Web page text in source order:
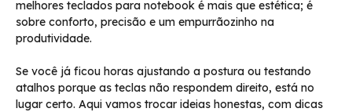
melhores teclados para notebook é mais que estética; é
sobre conforto, precisão e um empurrãozinho na
produtividade.
Se você já ficou horas ajustando a postura ou testando
atalhos porque as teclas não respondem direito, está no
lugar certo. Aqui vamos trocar ideias honestas, com dicas